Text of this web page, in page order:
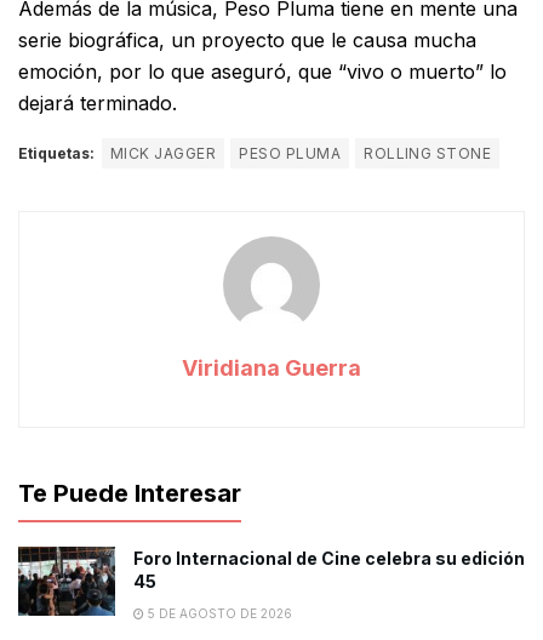
Además de la música, Peso Pluma tiene en mente una
serie biográfica, un proyecto que le causa mucha
emoción, por lo que aseguró, que “vivo o muerto” lo
dejará terminado.
Etiquetas: MICK JAGGER PESO PLUMA ROLLING STONE
Viridiana Guerra
Te Puede Interesar
Foro Internacional de Cine celebra su edición
45
5 DE AGOSTO DE 2026